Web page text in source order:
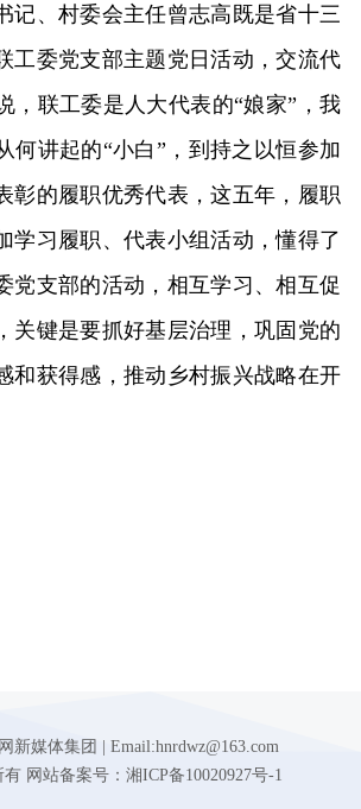
记、村委会主任曾志高既是省十三
工委党支部主题党日活动，交流代
，联工委是人大代表的“娘家”，我
何讲起的“小白”，到持之以恒参加
彰的履职优秀代表，这五年，履职
学习履职、代表小组活动，懂得了
党支部的活动，相互学习、相互促
关键是要抓好基层治理，巩固党的
和获得感，推动乡村振兴战略在开
媒体集团 | Email:hnrdwz@163.com
网站备案号：湘ICP备10020927号-1